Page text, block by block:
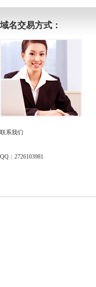
域名交易方式：
联系我们
QQ：2726103981